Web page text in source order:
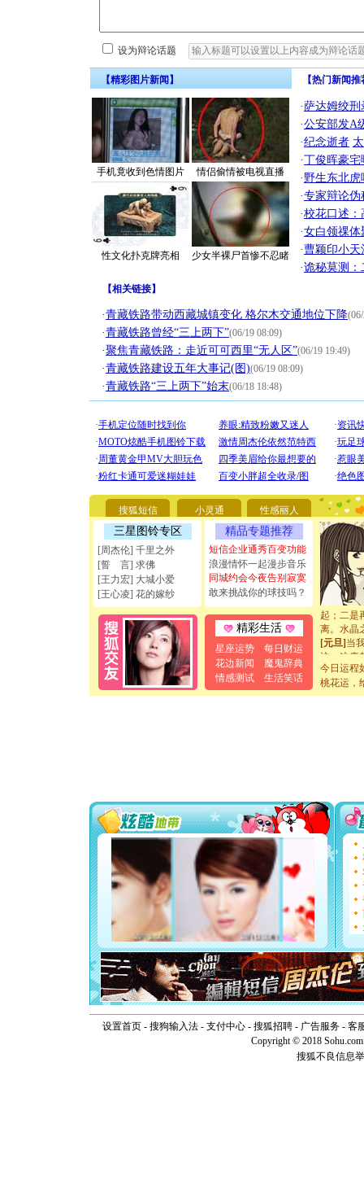
设为辩论话题
【精彩图片新闻】
手机竟收到色情图片 情侣偷情被电视直播
性文化扑克牌亮相 少女半裸尸首惨不忍睹
【热门新闻
·萨达姆绞刑
·公安部发A
·纪念逝者
·丁俊晖豪宅
·野生东北虎
·专家辩论伪
·校花口述：
·女白领祼体
·曹颖印小天
·诡秘莫测：
【相关链接】
·青藏铁路带动西藏城镇变化 格尔木交通地位下降
·青藏铁路曾经“三上两下”(06/19 08:09)
·聚焦青藏铁路：走近可可西里“无人区”(06/19 19:49)
·青藏铁路建设五年大事记(图)(06/19 08:09)
·青藏铁路“三上两下”始末(06/18 18:48)
搜狐短信 小灵通 性感丽人
三星图铃专区
[周杰伦] 千里之外
[誓 言] 求佛
[王力宏] 大城小爱
[王心凌] 花的嫁纱
精品专题推荐
短信企业通秀百变功能
浪漫情怀一起漫步音乐
同城约会今夜告别寂寞
敢来挑战你的球技吗？
精彩生活
星座运势
每日财运
花边新闻
魔鬼辞典
情感测试
生活笑话
[圣诞节]
你太多
要平安
能正大光
天都要快
[圣诞节]
如意,快
[元旦] 看
断电。爱
你是我专
[元旦]如
起；二是
离。水晶
[元旦] 当
泣，这痛
卖了。水
[春节]风
[圣诞节]
能正大
天都要快
[圣诞节]
如意,快
[元旦]
看
断电。
你是我
[元旦]
如
起；二
离。水
[元旦]当
泣，这痛
卖了。水
[春节]风
道一声平
[春节] 传
片叶子是
今日运程
桃花运，
设置首页- 搜狗输入法- 支付中心- 搜狐招聘- 广告服务- 客
Copyright © 2018
搜狐不良信息